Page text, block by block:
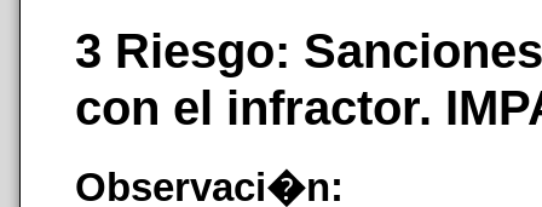
3 Riesgo:
con el infractor.
Observaci�n: